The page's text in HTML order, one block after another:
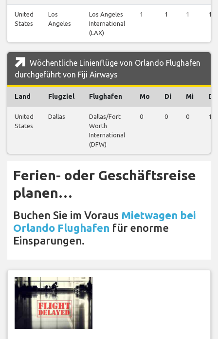
United
States
Los
Angeles
Los Angeles
International
(LAX)
1 1 1 1
Wöchentliche Linienflüge von Orlando Flughafen
durchgeführt von Fiji Airways
Land Flugziel Flughafen Mo Di Mi Do
United
States
Dallas
Dallas/Fort
Worth
International
(DFW)
0 0 0 1
Ferien- oder Geschäftsreise
planen…
Buchen Sie im Voraus Mietwagen bei
Orlando Flughafen für enorme
Einsparungen.